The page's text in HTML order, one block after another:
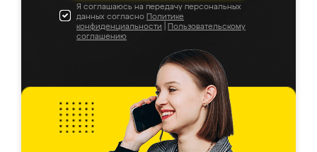
Я соглашаюсь на передачу персональных
данных согласно Политике
конфиденциальности
Пользовательскому
соглашению